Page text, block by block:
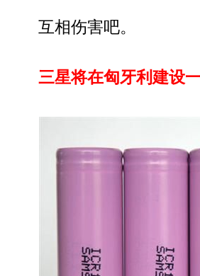
互相伤害吧。
三星将在匈牙利建设